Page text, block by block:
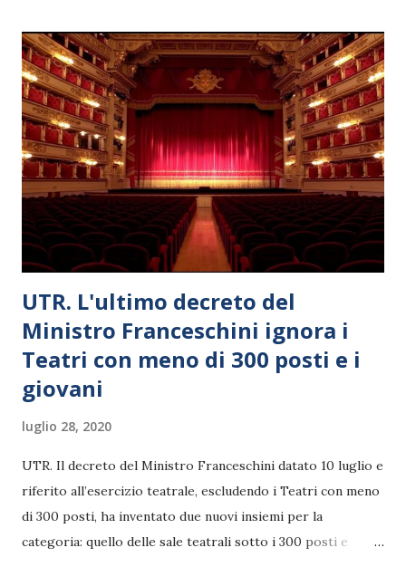
UTR. L'ultimo decreto del
Ministro Franceschini ignora i
Teatri con meno di 300 posti e i
giovani
luglio 28, 2020
UTR. Il decreto del Ministro Franceschini datato 10 luglio e
riferito all’esercizio teatrale, escludendo i Teatri con meno
di 300 posti, ha inventato due nuovi insiemi per la
categoria: quello delle sale teatrali sotto i 300 posti e